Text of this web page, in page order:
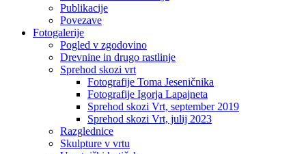
Publikacije
Povezave
Fotogalerije
Pogled v zgodovino
Drevnine in drugo rastlinje
Sprehod skozi vrt
Fotografije Toma Jeseničnika
Fotografije Igorja Lapajneta
Sprehod skozi Vrt, september 2019
Sprehod skozi Vrt, julij 2023
Razglednice
Skulpture v vrtu